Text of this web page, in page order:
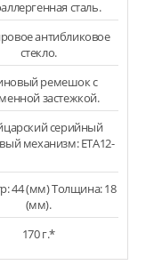
сталь.
антибликовое
стекло.
ремешок с
застежкой.
серийный
механизм: ETA12-
44 (мм) Толщина: 18
(мм).
170 г.*